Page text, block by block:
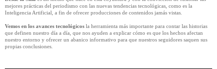
mejores prácticas del periodismo con las nuevas tendencias tecnológicas, como es la
Inteligencia Artificial, a fin de ofrecer producciones de contenidos jamás vistas.
Vemos en los avances tecnológicos la herramienta más importante para contar las historias
que definen nuestro día a día, que nos ayuden a explicar cómo es que los hechos afectan
nuestro entorno y ofrecer un abanico informativo para que nuestros seguidores saquen sus
propias conclusiones.